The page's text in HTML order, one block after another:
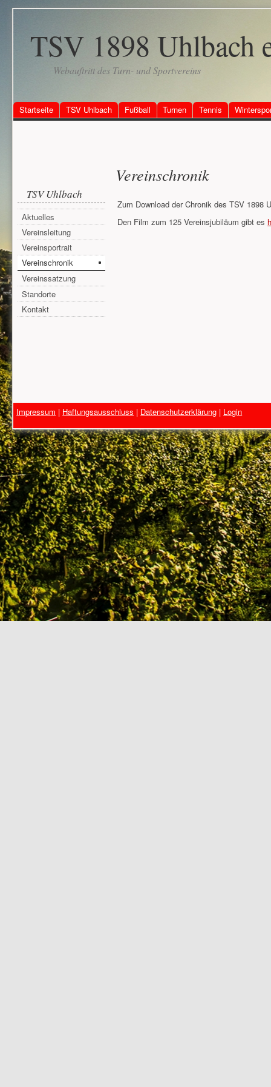
TSV 1898 Uhlbach
Webauftritt des Turn- und Sportvereins
Startseite TSV Uhlbach Fußball Turnen Tennis
TSV Uhlbach
Aktuelles
Vereinsleitung
Vereinsportrait
Vereinschronik
Vereinssatzung
Standorte
Kontakt
Vereinschronik
Zum Download der Chronik des TSV 1898
Den Film zum 125 Vereinsjubiläum gibt es
Impressum | Haftungsausschluss | Datenschutzerklärung | Login